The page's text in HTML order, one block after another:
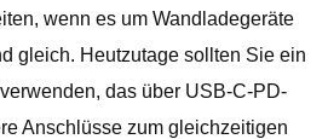
wenn es um Wandladegeräte
gleich. Heutzutage sollten Sie ein
das über USB-C-PD-
Anschlüsse zum gleichzeitigen